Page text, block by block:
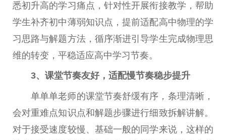
悉初升高的学习痛点，针对性开展衔接教学，帮助
学生补齐初中薄弱知识点，提前适配高中物理的学
习思路与解题方法，循序渐进引导学生完成物理思
维的转变，平稳适应高中学习节奏。
3、课堂节奏友好，适配慢节奏稳步提升
单单单老师的课堂节奏舒缓有序，条理清晰，
会对重难点知识点和解题步骤进行细致拆解讲解。
对于接受速度较慢、基础一般的同学来说，这样的